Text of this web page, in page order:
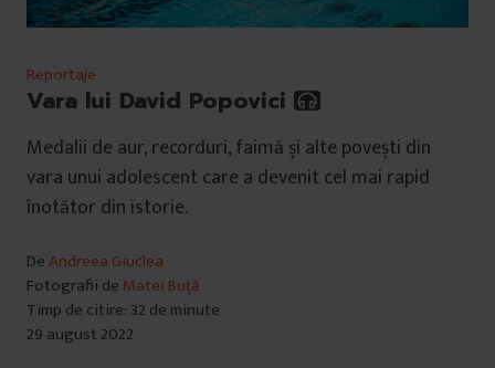
Reportaje
Vara lui David Popovici
Medalii de aur, recorduri, faimă și alte povești din
vara unui adolescent care a devenit cel mai rapid
înotător din istorie.
DeAndreea Giuclea
Fotografii de Matei Buță
Timp de citire: 32 de minute
29 august 2022